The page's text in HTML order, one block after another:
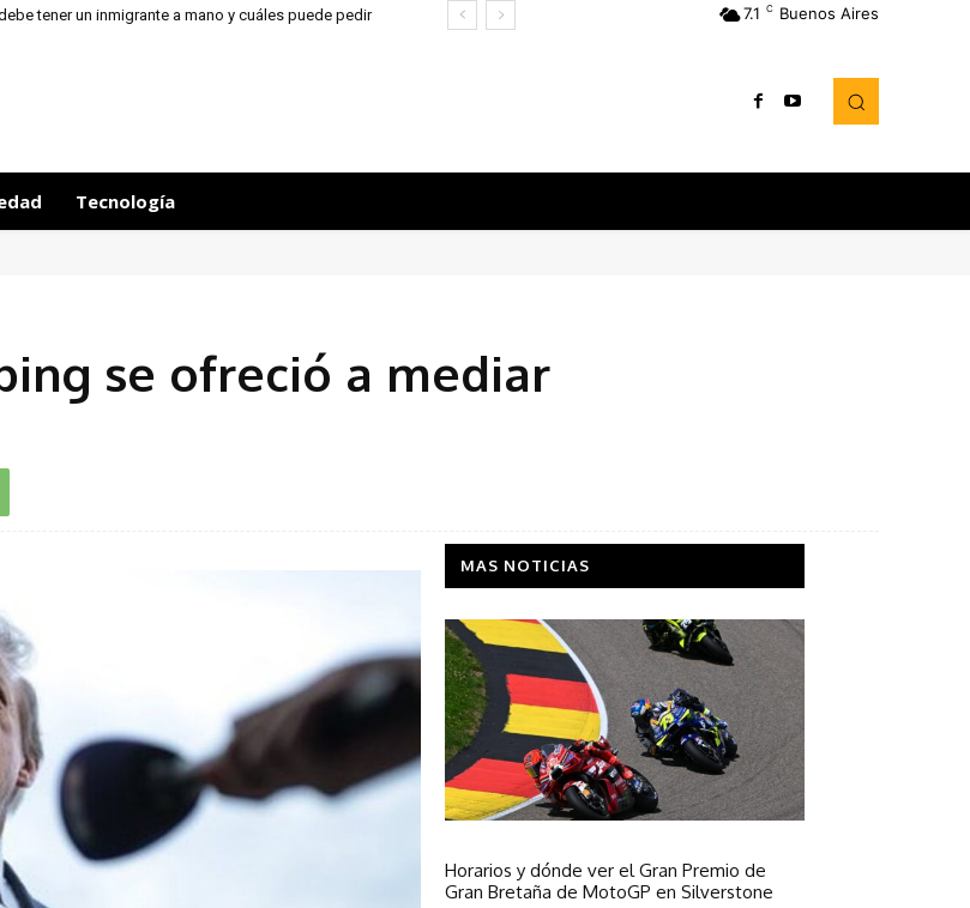
tener un inmigrante a mano y cuáles puede pedir
7.1 C Buenos Aires
Tecnología
se ofreció a mediar
MAS NOTICIAS
Horarios y dónde ver el Gran Premio de
Gran Bretaña de MotoGP en Silverstone